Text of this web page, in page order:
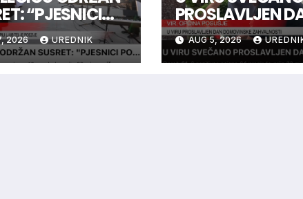
“PJESNICI
2026 UREDNIK
PROSLAVLJEN
DOMOVINSKE
ZAHVALNOSTI
AUG 5, 2026